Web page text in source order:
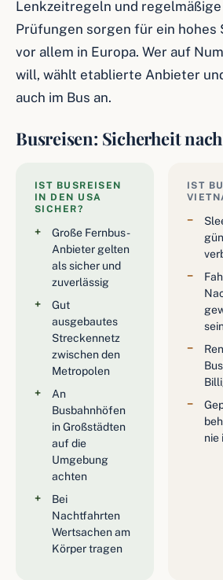
Lenkzeitregeln und
Prüfungen sorgen für ein hohes
vor allem in Europa. Wer auf
will, wählt etablierte Anbieter
auch im Bus an.
Busreisen: Sicherheit
IST BUSREISEN
IN DEN USA
SICHER?
Große Fernbus-
Anbieter gelten
als sicher und
zuverlässig
Gut
ausgebautes
Streckennetz
zwischen den
Metropolen
An
Busbahnhöfen
in Großstädten
auf die
Umgebung
achten
Bei
Nachtfahrten
Wertsachen am
Körper tragen
IST
nie